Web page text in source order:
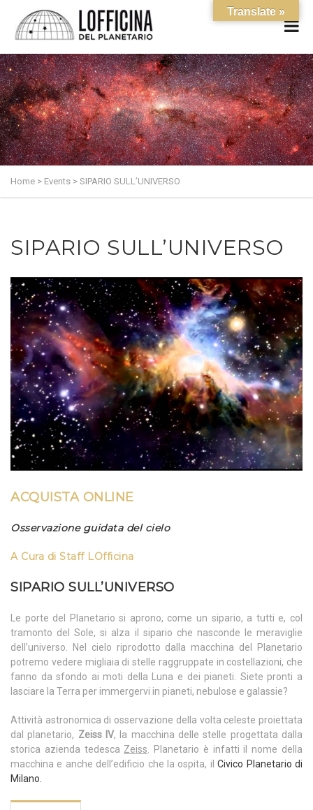
Home > Events > SIPARIO SULL’UNIVERSO
SIPARIO SULL’UNIVERSO
ACQUISTA ONLINE
Osservazione guidata del cielo
A Cura di Staff LOfficina
SIPARIO SULL’UNIVERSO
Le porte del Planetario si aprono, come un sipario, a tutti e, col
tramonto del Sole, si alza il sipario che nasconde le meraviglie
dell’universo. Nel cielo riprodotto dalla macchina del Planetario
potremo vedere migliaia di stelle raggruppate in costellazioni, che
fanno da sfondo ai moti della Luna e dei pianeti. Siete pronti a
lasciare la Terra per immergervi in pianeti, nebulose e galassie?
Attività astronomica di osservazione della volta celeste proiettata
dal planetario, Zeiss IV, la macchina delle stelle progettata dalla
storica azienda tedesca Zeiss. Planetario è infatti il nome della
macchina e anche dell’edificio che la ospita, ilCivico Planetario di
Milano.
Translate »